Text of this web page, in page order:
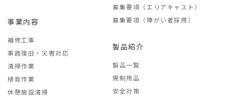
事業内容
補修工事
事故復旧・災害対応
清掃作業
植栽作業
休憩施設清掃
募集要項（エリアキャスト）
募集要項（障がい者採用）
製品紹介
製品一覧
規制用品
安全対策